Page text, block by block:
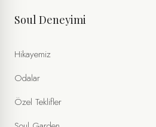
Soul Deneyimi
Hikayemiz
Odalar
Özel Teklifler